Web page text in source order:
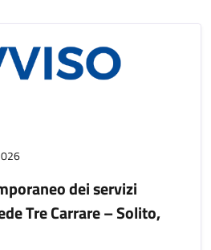
dei servizi
Tre Carrare – Solito,